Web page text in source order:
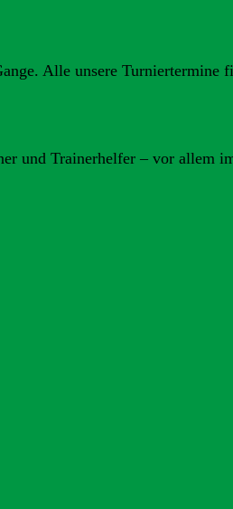
Alle unsere Turniertermine
und Trainerhelfer – vor allem